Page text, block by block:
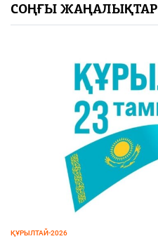
СОҢҒЫ ЖАҢАЛЫҚТАР
ЭКОНОМИКА